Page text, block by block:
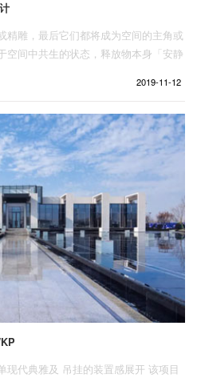
精雕，最后它们都将成为空间的主角或
空间中共生的状态，释放物本身「安静
中，设计师试图唤起物与物、物与人、
。
2019-11-12
销中心 | LWKP
现代典雅及 吊挂的装置感展开 该项目